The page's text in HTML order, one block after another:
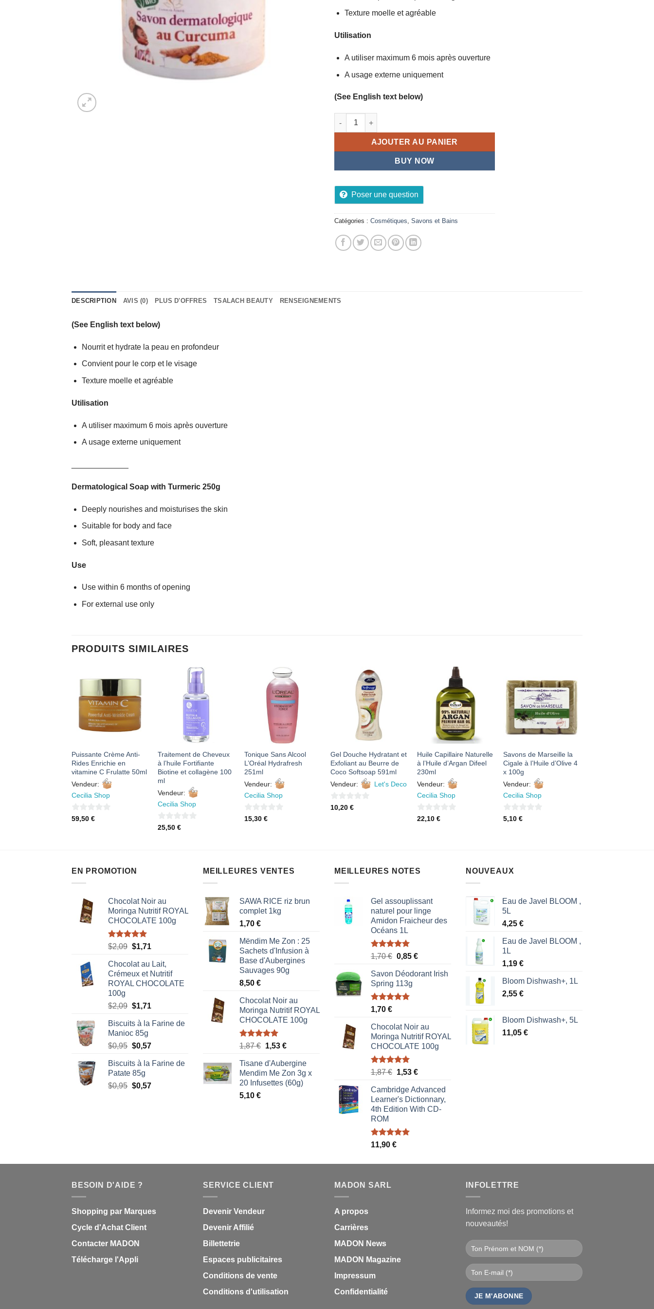
Texture moelle et agréable
Utilisation
A utiliser maximum 6 mois après ouverture
A usage externe uniquement
(See English text below)
quantité de Savon Dermatologique au Curcurma 250g
AJOUTER AU PANIER
BUY NOW
Poser une question
Catégories : Cosmétiques, Savons et Bains
DESCRIPTION AVIS (0) PLUS D'OFFRES TSALACH BEAUTY RENSEIGNEMENTS
(See English text below)
Nourrit et hydrate la peau en profondeur
Convient pour le corp et le visage
Texture moelle et agréable
Utilisation
A utiliser maximum 6 mois après ouverture
A usage externe uniquement
Dermatological Soap with Turmeric 250g
Deeply nourishes and moisturises the skin
Suitable for body and face
Soft, pleasant texture
Use
Use within 6 months of opening
For external use only
PRODUITS SIMILAIRES
AJOUTER
À MES
FAVORIS
Puissante Crème Anti-
Rides Enrichie en
vitamine C Frulatte 50ml
Vendeur:
Cecilia Shop
0
59,50 €
AJOUTER
FAVORIS
Traitement de Cheveux
à l’huile Fortifiante
Biotine et collagène 100
ml
Vendeur:
Cecilia Shop
0
25,50€
AJOUTER
À MES
FAVORIS
Tonique Sans Alcool
L’Oréal Hydrafresh
251ml
Vendeur:
Cecilia Shop
0
15,30 €
AJOUTER
À MES
FAVORIS
Gel Douche Hydratant et
Exfoliant au Beurre de
Coco Softsoap 591ml
Vendeur:
Let's Deco
0
10,20€
AJOUTER
À MES
FAVORIS
Huile Capillaire Naturelle
à l’Huile d’Argan Difeel
230ml
Vendeur:
Cecilia Shop
0
22,10 €
AJOUTER
À MES
FAVORIS
Savons de Marseille la
Cigale à l’Huile d’Olive 4
x 100g
Vendeur:
Cecilia Shop
0
5,10€
EN PROMOTION
Chocolat Noir au
Moringa Nutritif ROYAL
CHOCOLATE 100g
Note5.00
$2,09 Le
initial
était :
$2,09.
$1,71
actuel
est :
$1,71.
Chocolat au Lait,
Crémeux et Nutritif
ROYAL CHOCOLATE
100g
$2,09 Le
initial
était :
$2,09.
$1,71
actuel
$1,71.
Biscuits à la Farine de
Manioc 85g
$0,95 Le
initial
était :
$0,95.
$0,57Le
actuel
$0,57.
Biscuits à la Farine de
Patate 85g
$0,95 Le
$0,57Le
MEILLEURES VENTES
SAWA RICE riz brun
complet 1kg
1,70 €
Mëndim Me Zon : 25
Sachets d'Infusion à
Base d'Aubergines
Sauvages 90g
8,50 €
Chocolat Noir au
Moringa Nutritif ROYAL
CHOCOLATE 100g
Note5.00
1,87€ Le
initial
était :
1,87 €.
1,53 €Le
actuel
est :
1,53 €.
Tisane d'Aubergine
Mendim Me Zon 3g x
20 Infusettes (60g)
5,10 €
MEILLEURES NOTES
Gel assouplissant
naturel pour linge
Amidon Fraicheur des
Océans 1L
Note5.00
1,70€ Le
initial
était :
1,70 €.
0,85 €Le
actuel
Savon Déodorant Irish
Spring 113g
Note5.00
1,70 €
Chocolat Noir au
Moringa Nutritif ROYAL
CHOCOLATE 100g
Note5.00
1,87€ Le
initial
était :
1,87 €.
1,53 €Le
actuel
est :
1,53 €.
Cambridge Advanced
Learner's Dictionnary,
4th Edition With CD-
ROM
Note5.00
11,90 €
NOUVEAUX
Eau de Javel BLOOM ,
5L
4,25 €
Eau de Javel BLOOM ,
1L
1,19 €
Bloom Dishwash+, 1L
2,55 €
Bloom Dishwash+, 5L
11,05 €
BESOIN D'AIDE ?
Shopping par Marques
Cycle d'Achat Client
Contacter MADON
Télécharge l'Appli
SERVICE CLIENT
Devenir Vendeur
Devenir Affilié
Billettetrie
Espaces publicitaires
Conditions de vente
Conditions d'utilisation
MADON SARL
A propos
Carrières
MADON News
MADON Magazine
Impressum
Confidentialité
INFOLETTRE
Informez moi des promotions et
nouveautés!